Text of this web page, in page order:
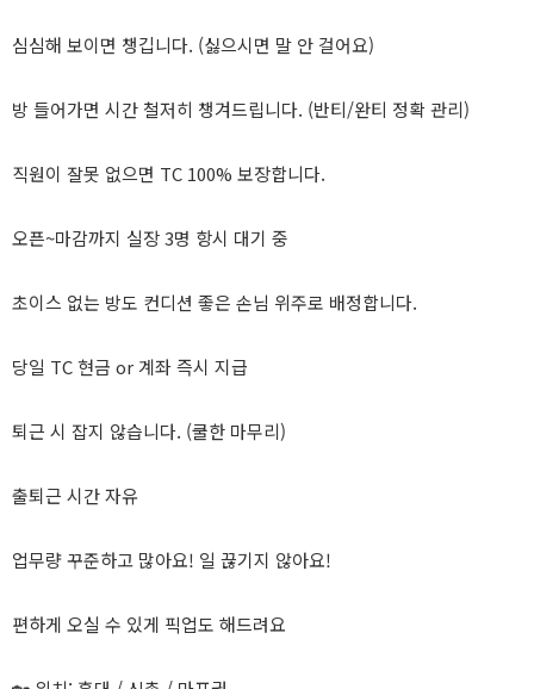
심심해 보이면 챙깁니다. (싫으시면 말 안 걸어요)
방 들어가면 시간 철저히 챙겨드립니다. (반티/완티 정확 관리)
직원이 잘못 없으면 TC 100% 보장합니다.
오픈~마감까지 실장 3명 항시 대기 중
초이스 없는 방도 컨디션 좋은 손님 위주로 배정합니다.
당일 TC 현금 or 계좌 즉시 지급
퇴근 시 잡지 않습니다. (쿨한 마무리)
출퇴근 시간 자유
업무량 꾸준하고 많아요! 일 끊기지 않아요!
편하게 오실 수 있게 픽업도 해드려요